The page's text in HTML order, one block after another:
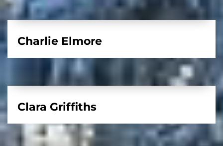
Charlie Elmore
Clara Griffiths